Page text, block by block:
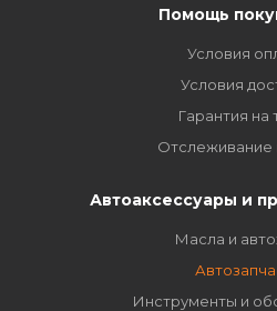
Помощь
Условия
Условия
Гарантия на
Отслеживание
Автоаксессуары и
Масла и
Инструменты и